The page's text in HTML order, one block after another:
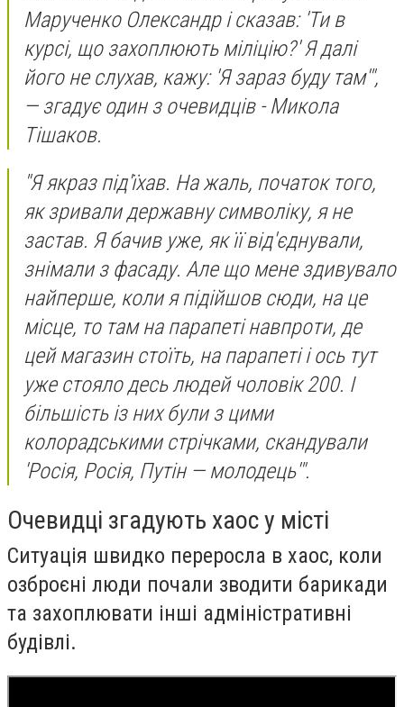
Марученко Олександр і сказав: 'Ти в
курсі, що захоплюють міліцію?' Я далі
його не слухав, кажу: 'Я зараз буду там'",
— згадує один з очевидців - Микола
Тішаков.
"Я якраз під'їхав. На жаль, початок того,
як зривали державну символіку, я не
застав. Я бачив уже, як її від'єднували,
знімали з фасаду. Але що мене здивувало
найперше, коли я підійшов сюди, на це
місце, то там на парапеті навпроти, де
цей магазин стоїть, на парапеті і ось тут
уже стояло десь людей чоловік 200. І
більшість із них були з цими
колорадськими стрічками, скандували
'Росія, Росія, Путін — молодець'".
Очевидці згадують хаос у місті
Ситуація швидко переросла в хаос, коли
озброєні люди почали зводити барикади
та захоплювати інші адміністративні
будівлі.